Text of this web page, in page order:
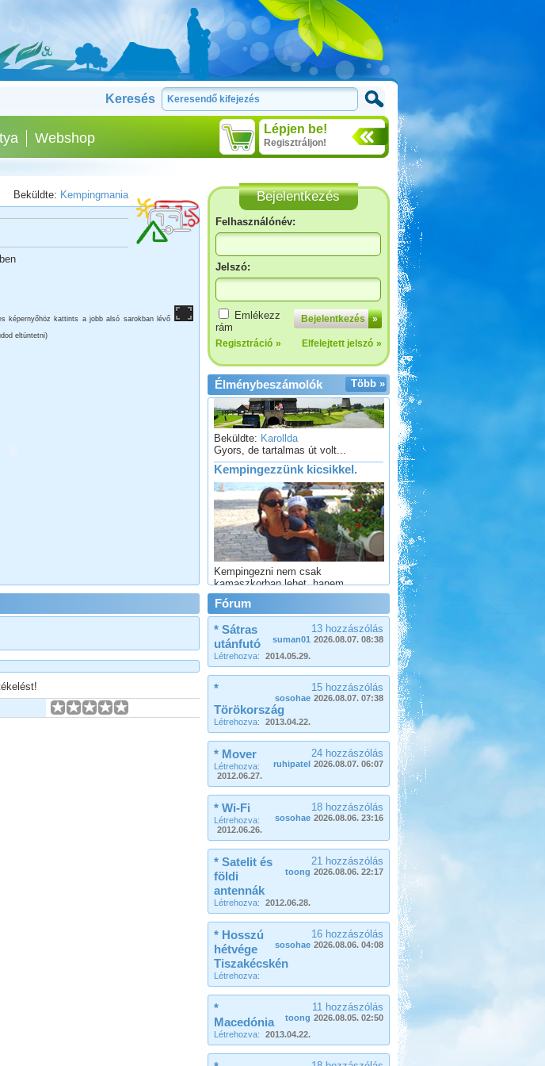
Keresés
Lépjen be!
Regisztráljon!
Webshop
Beküldte: Kempingmania
képernyőhöz kattints a jobb alsó sarokban lévő
eltüntetni)
Bejelentkezés
Felhasználónév:
Jelszó:
Bejelentkezés »
Emlékezz
rám
Regisztráció » Elfelejtett jelszó »
Több »
Élménybeszámolók
Hollandia, nem csak
Amsterdam
Beküldte:Karollda
Gyors, de tartalmas út volt...
Kempingezzünk kicsikkel.
Kempingezni nem csak
kamaszkorban lehet, hanem
gyerekkel is, csak sokkal
sportosabb történet.
Őrségi Csörgő Vendégház
Beküldte:Piho
főszer, aszer, fenyőszer...
Örvényesi vadkemping
Beküldte:Pegi
...valószínű, hogy jövőre ismét
ellátogatunk ide pár napra.
Franciaország Nizzától-
Párizsig
Beküldte:
Nagyon örülök, hogy nem
autópályán mentünk, mert így
sokkal jobban beleláttunk az igazi
Fórum
13 hozzászólás
suman01 2026.08.07. 08:38
* Sátras
utánfutó
Létrehozva: 2014.05.29.
15 hozzászólás
sosohae 2026.08.07. 07:38
*
Törökország
Létrehozva: 2013.04.22.
24 hozzászólás
ruhipatel 2026.08.07. 06:07
* Mover
Létrehozva:
2012.06.27.
18 hozzászólás
sosohae 2026.08.06. 23:16
* Wi-Fi
Létrehozva:
2012.06.26.
21 hozzászólás
toong 2026.08.06. 22:17
* Satelit és
földi
antennák
Létrehozva: 2012.06.28.
16 hozzászólás
sosohae 2026.08.06. 04:08
* Hosszú
hétvége
Tiszakécskén
Létrehozva:
11 hozzászólás
toong 2026.08.05. 02:50
*
Macedónia
Létrehozva: 2013.04.22.